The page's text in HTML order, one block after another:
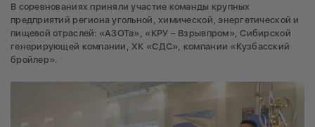
В соревнованиях приняли участие команды крупных
предприятий региона угольной, химической, энергетической и
пищевой отраслей: «АЗОТа», «КРУ – Взрывпром», Сибирской
генерирующей компании, ХК «СДС», компании «Кузбасский
бройлер».